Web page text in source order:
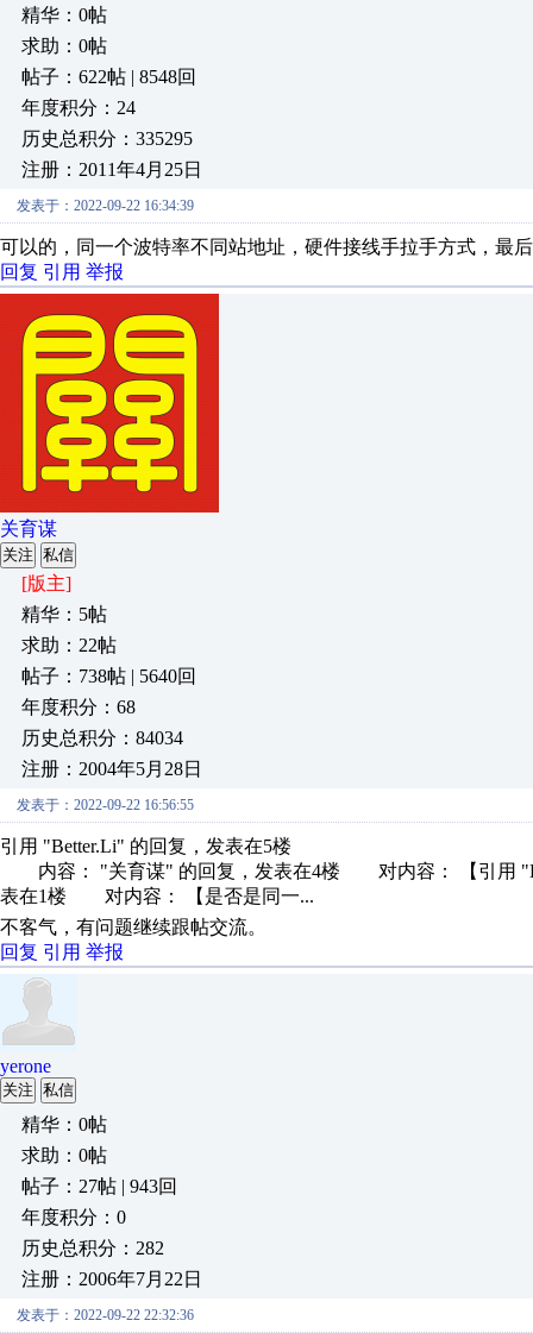
精华：0帖
求助：0帖
帖子：622帖 | 8548回
年度积分：24
历史总积分：335295
注册：2011年4月25日
发表于：2022-09-22 16:34:39
可以的，同一个波特率不同站地址，硬件接线手拉手方式，最
回复 引用 举报
关育谋
关注 私信
[版主]
精华：5帖
求助：22帖
帖子：738帖 | 5640回
年度积分：68
历史总积分：84034
注册：2004年5月28日
发表于：2022-09-22 16:56:55
引用 "Better.Li" 的回复，发表在5楼
内容： "关育谋" 的回复，发表在4楼 对内容： 【引用
表在1楼 对内容： 【是否是同一...
不客气，有问题继续跟帖交流。
回复 引用 举报
yerone
关注 私信
精华：0帖
求助：0帖
帖子：27帖 | 943回
年度积分：0
历史总积分：282
注册：2006年7月22日
发表于：2022-09-22 22:32:36